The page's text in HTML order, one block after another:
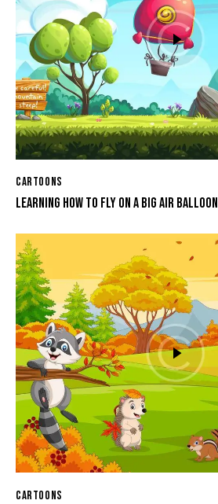
CARTOONS
LEARNING HOW TO FLY ON A BIG AIR BALLOON
CARTOONS